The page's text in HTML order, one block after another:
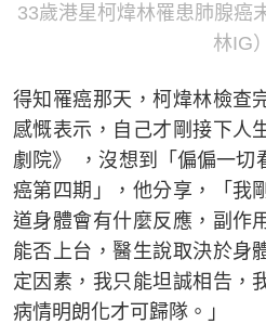
33歲港星柯煒林罹患肺腺癌
林IG）
得知罹癌那天，柯煒林檢查
感慨表示，自己才剛接下人
劇院》 ，沒想到「偏偏一切
癌第四期」，他分享，「我
道身體會有什麼反應，副作
能否上台，醫生說取決於身
定因素，我只能坦誠相告，
病情明朗化才可歸隊。」